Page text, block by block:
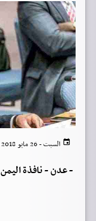
السبت - 26 مايو 2018 - 11:45 ص بتوقيت عدن
-عدن - نافذة اليمن